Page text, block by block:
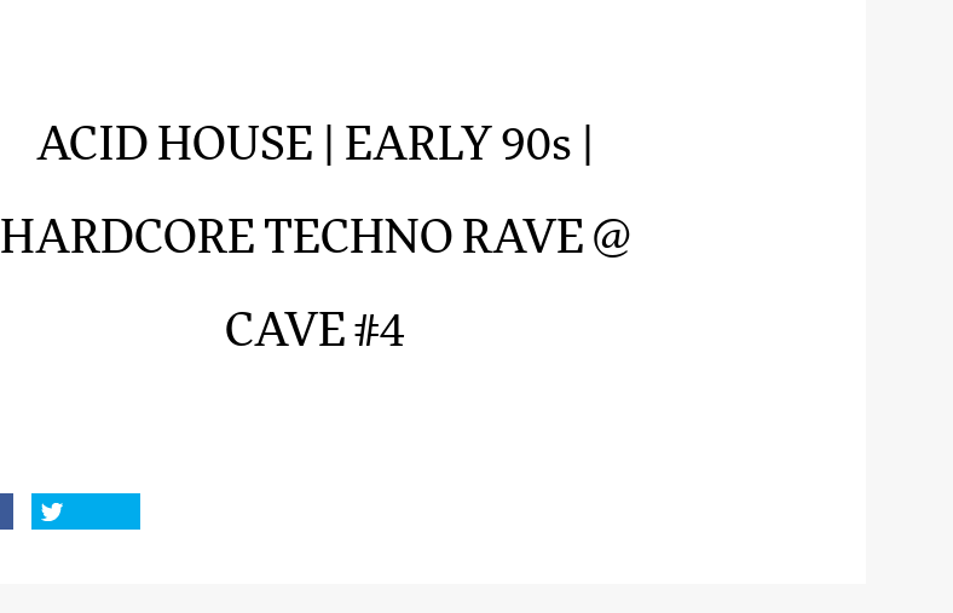
ACID HOUSE | EARLY 90s |
HARDCORE TECHNO RAVE @
CAVE #4